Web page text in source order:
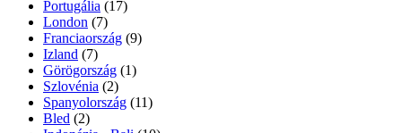
Portugália (17)
London (7)
Franciaország (9)
Izland (7)
Görögország (1)
Szlovénia (2)
Spanyolország (11)
Bled (2)